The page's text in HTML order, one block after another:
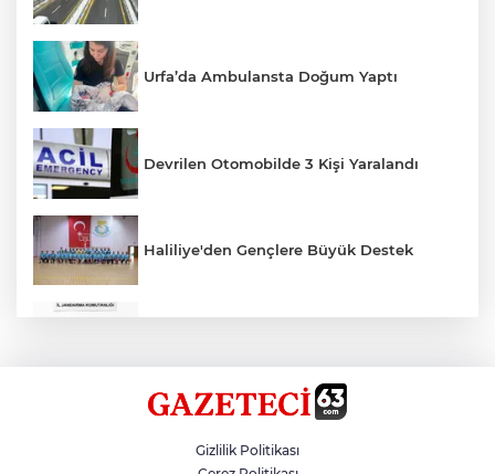
Urfa’da Ambulansta Doğum Yaptı
Devrilen Otomobilde 3 Kişi Yaralandı
Haliliye'den Gençlere Büyük Destek
Hikmet Başak’tan Ulaşım Çalışması
Gizlilik Politikası